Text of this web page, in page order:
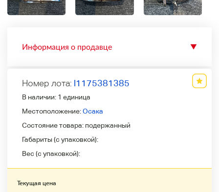
Информация о продавце ▼
Номер лота: l1175381385
В наличии: 1 единица
Местоположение:Осака
Состояние товара: подержанный
Габариты (с упаковкой):
Вес (с упаковкой):
Текущая цена